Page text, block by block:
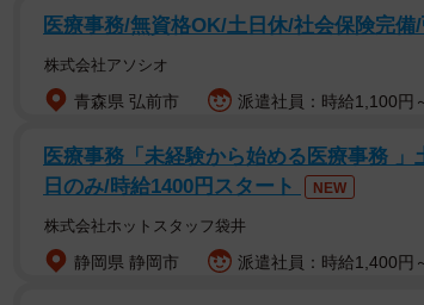
医療事務/無資格OK/土日休/社会保険完備
株式会社アソシオ
青森県 弘前市 派遣社員：時給1,100円
医療事務「未経験から始める医療事務
日のみ/時給1400円スタート
NEW
株式会社ホットスタッフ袋井
静岡県 静岡市 派遣社員：時給1,400円